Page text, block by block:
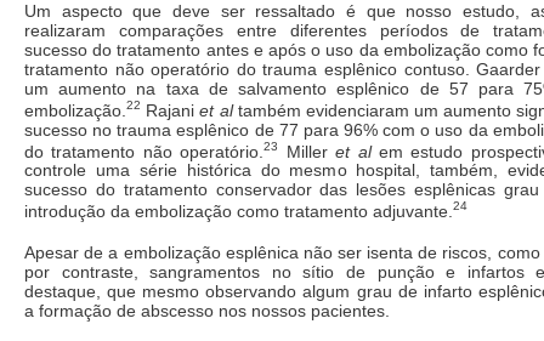
Um aspecto que deve ser ressaltado é que nosso estudo,
realizaram comparações entre diferentes períodos de
sucesso do tratamento antes e após o uso da embolização como
tratamento não operatório do trauma esplênico contuso.
um aumento na taxa de salvamento esplênico de 57 para
embolização. 22 Rajaniet altambém evidenciaram um aumento
sucesso no trauma esplênico de 77 para 96% com o uso da
do tratamento não operatório.23 Milleret alem estudo
controle uma série histórica do mesmo hospital, também,
sucesso do tratamento conservador das lesões esplênicas
introdução da embolização como tratamento adjuvante. 24
Apesar de a embolização esplênica não ser isenta de riscos,
por contraste, sangramentos no sítio de punção e infartos
destaque, que mesmo observando algum grau de infarto
a formação de abscesso nos nossos pacientes.